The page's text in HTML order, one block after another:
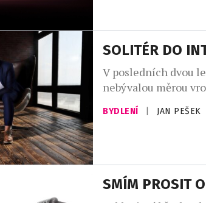
SOLITÉR DO
V posledních dvou
nebývalou měrou
podlahových
hledáčků také
BYDLENÍ JAN PEŠEK
SMÍM PROSIT